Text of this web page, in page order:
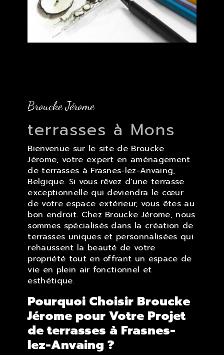
Broucke Jérome
terrasses à Mons
Bienvenue sur le site de Broucke
Jérome, votre expert en aménagement
de terrasses à Frasnes-lez-Anvaing,
Belgique. Si vous rêvez d'une terrasse
exceptionnelle qui deviendra le cœur
de votre espace extérieur, vous êtes au
bon endroit. Chez Broucke Jérome, nous
sommes spécialisés dans la création de
terrasses uniques et personnalisées qui
rehaussent la beauté de votre
propriété tout en offrant un espace de
vie en plein air fonctionnel et
esthétique.
Pourquoi Choisir Broucke
Jérome pour Votre Projet
de terrasses à Frasnes-
lez-Anvaing ?